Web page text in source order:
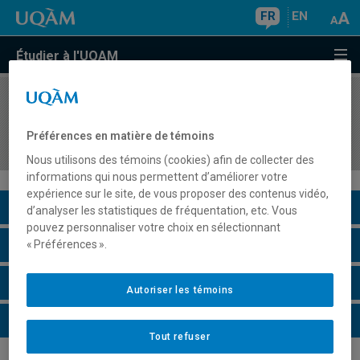
FR EN
Étudier à l'UQAM
COURS//
d'écriture : évaluation et intervention ciblées
Description du cours
Horaire - Été 2026
Horaire - Automne 2026
Horaire - Hiver 2027
Préférences en matière de témoins
Nous utilisons des témoins (cookies) afin de collecter des
informations qui nous permettent d’améliorer votre
expérience sur le site, de vous proposer des contenus vidéo,
d’analyser les statistiques de fréquentation, etc. Vous
pouvez personnaliser votre choix en sélectionnant
« Préférences ».
Tout refuser
Autoriser les témoins